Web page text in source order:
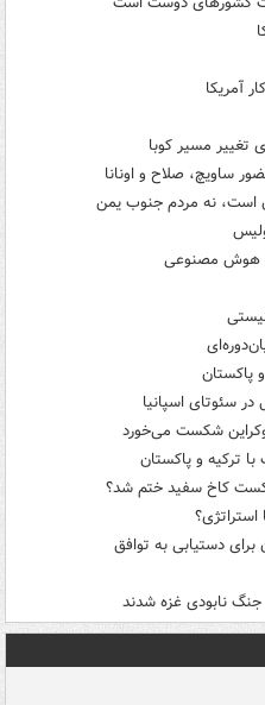
آمریکا
تغییر مسیر کوبا
ساویچ، صلاح و اونانا
است، نه مردم جنوب یمن
هوش مصنوعی
پاکستان
شکست می‌خورد
ترکیه و پاکستان
کاخ سفید ختم شد؟
برای دستیابی به توافق
جنگ نابودی غزه شدند